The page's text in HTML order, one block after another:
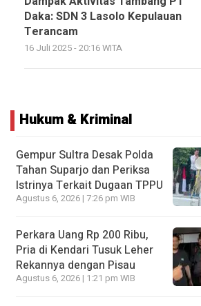
Daka: SDN 3 Lasolo Kepulauan
Terancam
16 Juli 2025 - 20:16 WITA
Hukum & Kriminal
Gempur Sultra Desak Polda
Tahan Suparjo dan Periksa
Istrinya Terkait Dugaan TPPU
Agustus 6, 2026 | 7:26 pm WIB
Perkara Uang Rp 200 Ribu,
Pria di Kendari Tusuk Leher
Rekannya dengan Pisau
Agustus 6, 2026 | 1:21 pm WIB